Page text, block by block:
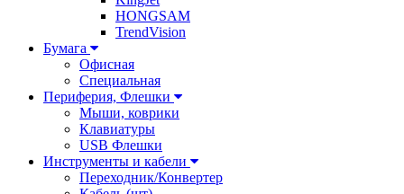
HONGSAM
TrendVision
Бумага
Офисная
Специальная
Периферия, Флешки
Мыши, коврики
Клавиатуры
USB Флешки
Инструменты и кабели
Переходник/Конвертер